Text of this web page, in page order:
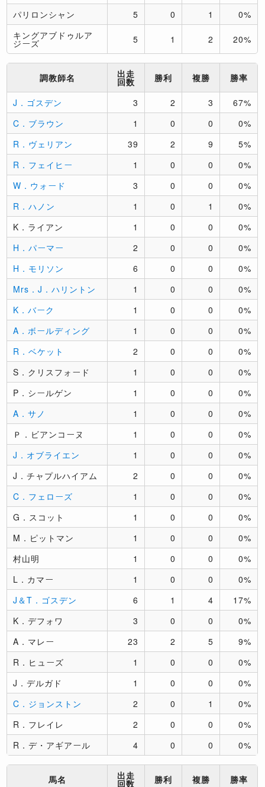
パリロンシャン
5 0 1
0%
キングアブドゥルア
ジーズ 5 1 2 20%
調教師名 出走
回数 勝利 複勝 勝率
J．ゴスデン 3 2 3
67%
C．ブラウン
1 0 0
0%
R．ヴェリアン
39 2 9
5%
R．フェイヒー
1 0 0
0%
W．ウォード
3 0 0
0%
R．ハノン
1 0 1
0%
K．ライアン
1 0 0
0%
H．パーマー
2 0 0
0%
H．モリソン
6 0 0
0%
Mrs．J．ハリントン
1 0 0
0%
K．バーク
1 0 0
0%
A．ボールディング
1 0 0
0%
R．ベケット
2 0 0
0%
S．クリスフォード
1 0 0
0%
P．シールゲン
1 0 0
0%
A．サノ
1 0 0
0%
Ｐ．ビアンコーヌ
1 0 0
0%
J．オブライエン
1 0 0
0%
J．チャプルハイアム
2 0 0
0%
C．フェローズ
1 0 0
0%
G．スコット
1 0 0
0%
M．ピットマン
1 0 0
0%
村山明
1 0 0
0%
L．カマー
1 0 0
0%
J＆T．ゴスデン
6 1 4
17%
K．デフォワ
3 0 0
0%
A．マレー
23 2 5
9%
R．ヒューズ
1 0 0
0%
J．デルガド
1 0 0
0%
C．ジョンストン
2 0 1
0%
R．フレイレ
2 0 0
0%
R．デ・アギアール
4 0 0 0%
馬名 出走
回数 勝利 複勝 勝率